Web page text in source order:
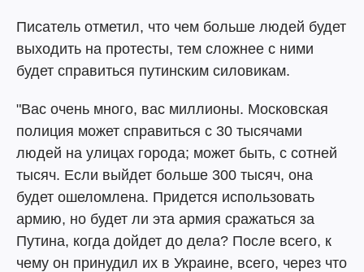
Писатель отметил, что чем больше людей будет
выходить на протесты, тем сложнее с ними
будет справиться путинским силовикам.
"Вас очень много, вас миллионы. Московская
полиция может справиться с 30 тысячами
людей на улицах города; может быть, с сотней
тысяч. Если выйдет больше 300 тысяч, она
будет ошеломлена. Придется использовать
армию, но будет ли эта армия сражаться за
Путина, когда дойдет до дела? После всего, к
чему он принудил их в Украине, всего, через что